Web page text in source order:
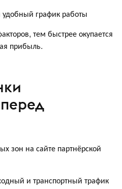
график работы
тем быстрее окупается
прибыль.
зон на сайте партнёрской
и транспортный трафик